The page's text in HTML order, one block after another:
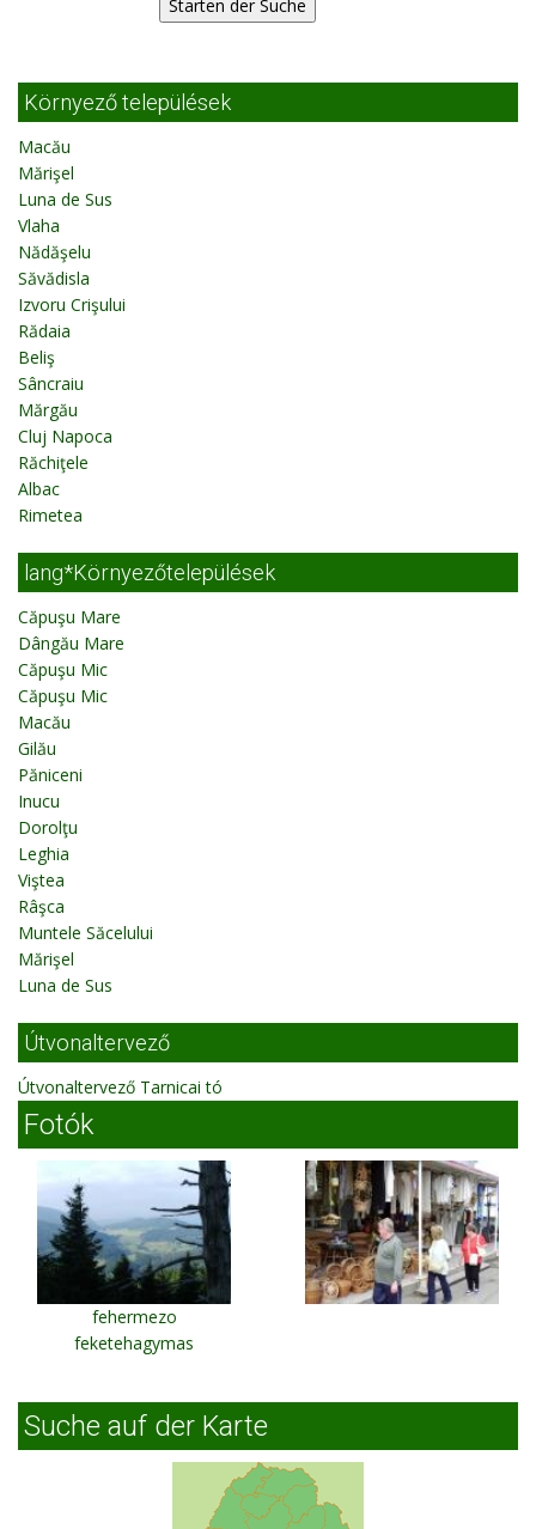
Környező települések
Macău
Mărişel
Luna de Sus
Vlaha
Nădăşelu
Săvădisla
Izvoru Crişului
Rădaia
Beliş
Sâncraiu
Mărgău
Cluj Napoca
Răchiţele
Albac
Rimetea
lang*Környezőtelepülések
Căpuşu Mare
Dângău Mare
Căpuşu Mic
Căpuşu Mic
Macău
Gilău
Păniceni
Inucu
Dorolţu
Leghia
Viştea
Râşca
Muntele Săcelului
Mărişel
Luna de Sus
Útvonaltervező
Útvonaltervező Tarnicai tó
Fotók
fehermezo
feketehagymas
Suche auf der Karte